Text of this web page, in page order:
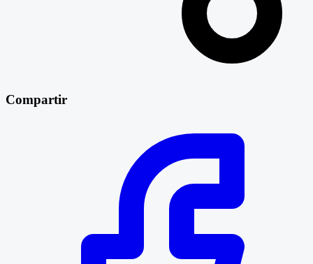
Compartir